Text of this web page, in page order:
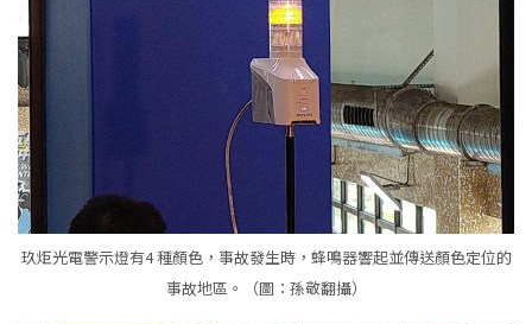
玖炬光電警示燈有4 種顏色，事故發生時，蜂鳴器響起並傳送顏色定位的
事故地區。（圖：孫敬翻攝）